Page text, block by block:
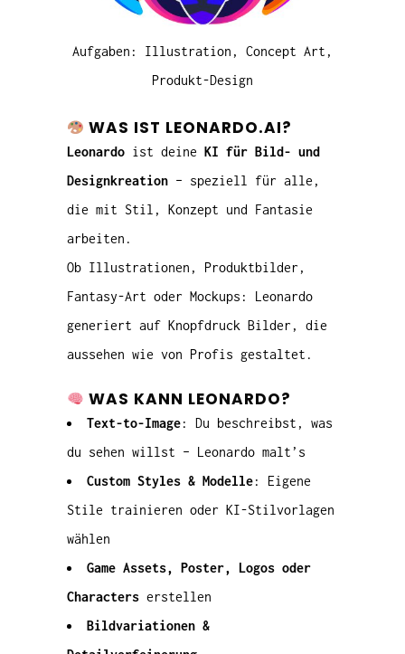
Aufgaben: Illustration, Concept Art,
Produkt-Design
WAS IST LEONARDO.AI?
Leonardo ist deine
KI für Bild- und
Designkreation – speziell für alle,
die mit Stil, Konzept und Fantasie
arbeiten.
Ob Illustrationen, Produktbilder,
Fantasy-Art oder Mockups: Leonardo
generiert auf Knopfdruck Bilder, die
aussehen wie von Profis gestaltet.
WAS KANN LEONARDO?
Text-to-Image: Du beschreibst, was
du sehen willst – Leonardo malt’s
Custom Styles & Modelle: Eigene
Stile trainieren oder KI-Stilvorlagen
wählen
Game Assets, Poster, Logos oder
Characters erstellen
Bildvariationen &